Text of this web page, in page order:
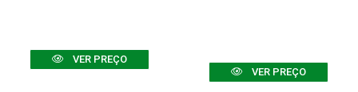
VER PREÇO
VER PREÇO